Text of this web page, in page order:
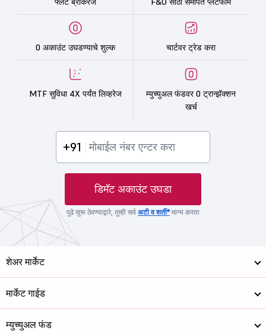
0 अकाउंट उघडण्याचे शुल्क चार्टवर ट्रेड करा
MTF सुविधा 4X पर्यंत लिव्हरेज
म्युच्युअल फंडवर 0 ट्रान्झॅक्शन
खर्च
+91
डिमॅट अकाउंट उघडा
पुढे सुरू ठेवण्याद्वारे, तुम्ही सर्व अटी व शर्ती*मान्य करता
शेअर मार्केट
मार्केट गाईड
म्युच्युअल फंड